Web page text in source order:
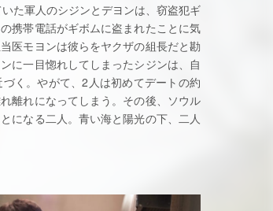
た軍人のシジンとデヨンは、窃盗犯ギ
携帯電話がギボムに盗まれたことに気
医モヨンは彼らをヤクザの組長だと勘
に一目惚れしてしまったシジンは、自
く。やがて、2人は初めてデートの約
離れになってしまう。その後、ソウル
になる二人。青い海と陽光の下、二人